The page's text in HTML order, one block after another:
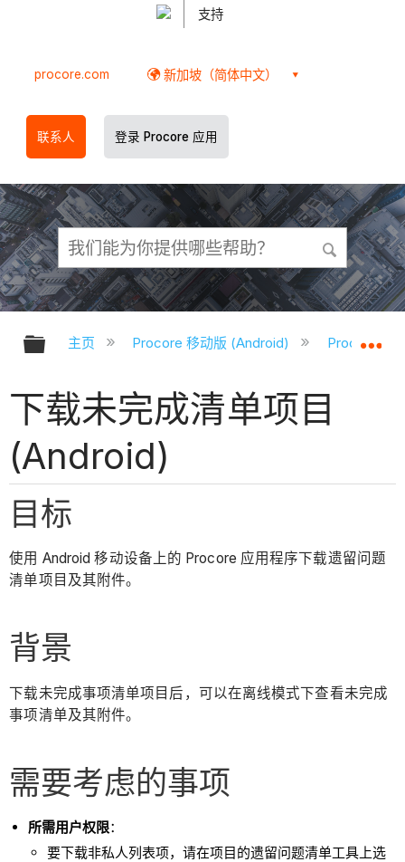
支持
procore.com 新加坡（简体中文）
联系人 登录 Procore 应用
扩展/隐缩全局层次
主页 Procore 移动版 (Android) Procore
下载未完成清单项目
(Android)
目标
使用 Android 移动设备上的 Procore 应用程序下载遗留问题
清单项目及其附件。
背景
下载未完成事项清单项目后，可以在离线模式下查看未完成
事项清单及其附件。
需要考虑的事项
所需用户权限：
要下载非私人列表项，请在项目的遗留问题清单工具上选